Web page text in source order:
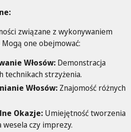
związane z wykonywaniem
one obejmować:
Włosów: Demonstracja
technikach strzyżenia.
Włosów: Znajomość różnych
Okazje: Umiejętność tworzenia
czy imprezy.